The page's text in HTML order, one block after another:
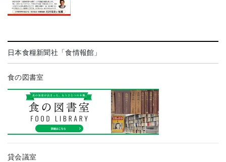
日本食糧新聞社「食情報館」
食の図書室
貸会議室